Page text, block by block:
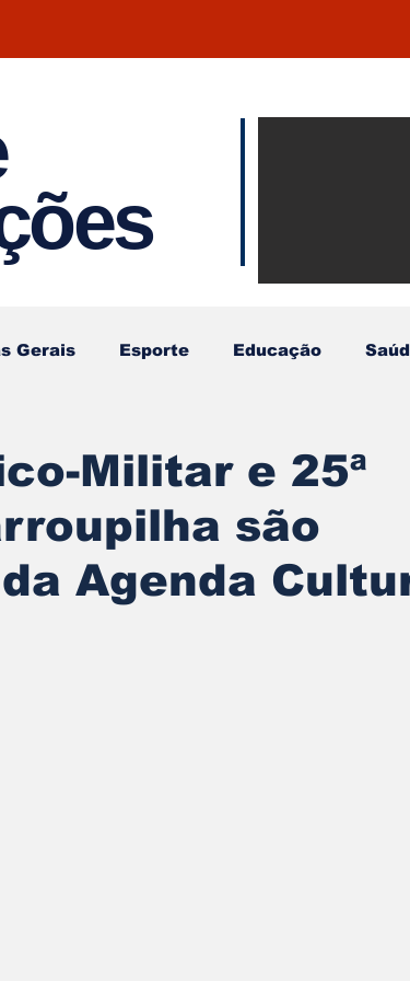
Gerais Esporte Educação
Militar e 25ª
são
Agenda